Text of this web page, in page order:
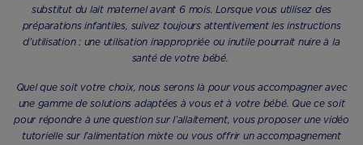
substitut du lait maternel avant 6 mois. Lorsque vous utilisez des
préparations infantiles, suivez toujours attentivement les instructions
d’utilisation : une utilisation inappropriée ou inutile pourrait nuire à la
santé de votre bébé.
Quel que soit votre choix, nous serons là pour vous accompagner avec
une gamme de solutions adaptées à vous et à votre bébé. Que ce soit
pour répondre à une question sur l’allaitement, vous proposer une vidéo
tutorielle sur l’alimentation mixte ou vous offrir un accompagnement